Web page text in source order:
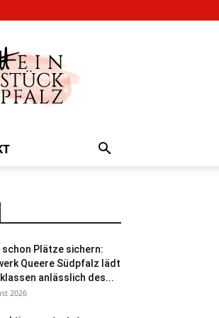
Plätze sichern:
Queere Südpfalz lädt
anlässlich des...
2026